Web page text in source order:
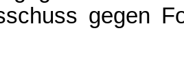
gegen